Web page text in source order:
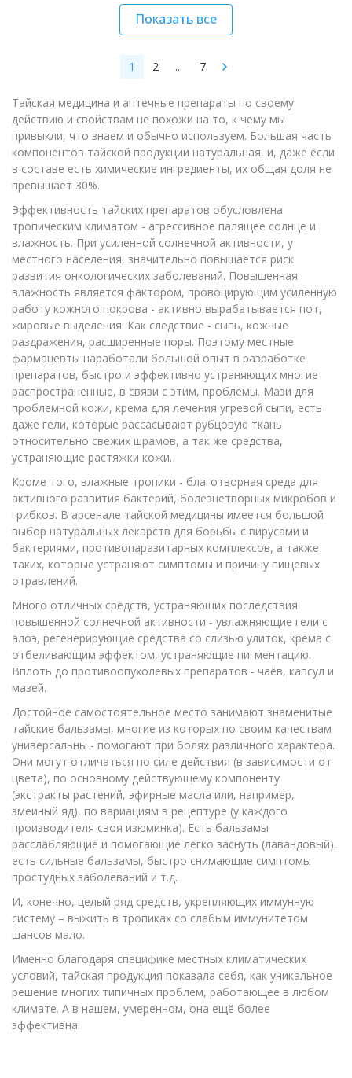
Показать все
1 2 ... 7
Тайская медицина и аптечные препараты по своему
действию и свойствам не похожи на то, к чему мы
привыкли, что знаем и обычно используем. Большая часть
компонентов тайской продукции натуральная, и, даже если
в составе есть химические ингредиенты, их общая доля не
превышает 30%.
Эффективность тайских препаратов обусловлена
тропическим климатом - агрессивное палящее солнце и
влажность. При усиленной солнечной активности, у
местного населения, значительно повышается риск
развития онкологических заболеваний. Повышенная
влажность является фактором, провоцирующим усиленную
работу кожного покрова - активно вырабатывается пот,
жировые выделения. Как следствие - сыпь, кожные
раздражения, расширенные поры. Поэтому местные
фармацевты наработали большой опыт в разработке
препаратов, быстро и эффективно устраняющих многие
распространённые, в связи с этим, проблемы. Мази для
проблемной кожи, крема для лечения угревой сыпи, есть
даже гели, которые рассасывают рубцовую ткань
относительно свежих шрамов, а так же средства,
устраняющие растяжки кожи.
Кроме того, влажные тропики - благотворная среда для
активного развития бактерий, болезнетворных микробов и
грибков. В арсенале тайской медицины имеется большой
выбор натуральных лекарств для борьбы с вирусами и
бактериями, противопаразитарных комплексов, а также
таких, которые устраняют симптомы и причину пищевых
отравлений.
Много отличных средств, устраняющих последствия
повышенной солнечной активности - увлажняющие гели с
алоэ, регенерирующие средства со слизью улиток, крема с
отбеливающим эффектом, устраняющие пигментацию.
Вплоть до противоопухолевых препаратов - чаёв, капсул и
мазей.
Достойное самостоятельное место занимают знаменитые
тайские бальзамы, многие из которых по своим качествам
универсальны - помогают при болях различного характера.
Они могут отличаться по силе действия (в зависимости от
цвета), по основному действующему компоненту
(экстракты растений, эфирные масла или, например,
змеиный яд), по вариациям в рецептуре (у каждого
производителя своя изюминка). Есть бальзамы
расслабляющие и помогающие легко заснуть (лавандовый),
есть сильные бальзамы, быстро снимающие симптомы
простудных заболеваний и т.д.
И, конечно, целый ряд средств, укрепляющих иммунную
систему – выжить в тропиках со слабым иммунитетом
шансов мало.
Именно благодаря специфике местных климатических
условий, тайская продукция показала себя, как уникальное
решение многих типичных проблем, работающее в любом
климате. А в нашем, умеренном, она ещё более
эффективна.